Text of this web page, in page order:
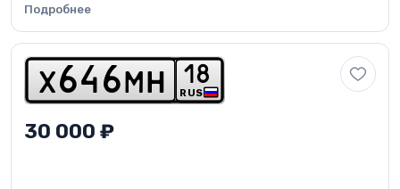
Подробнее
x 6 4 6 m h RUS
1 8
30 000 ₽